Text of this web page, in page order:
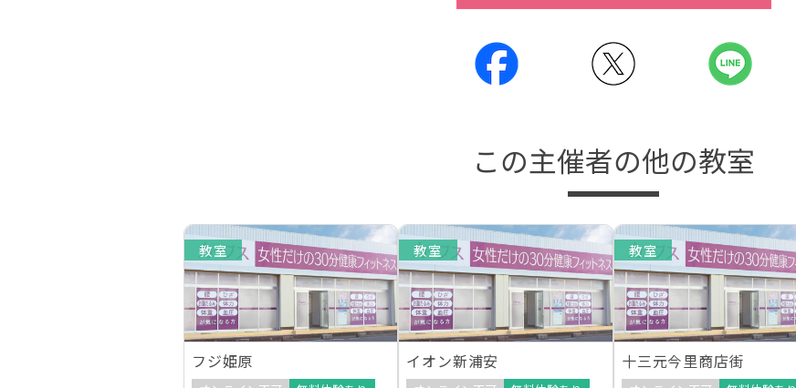
この主催者の他の教室
教室
フジ姫原
教室
イオン新浦安
教室
十三元今里商店街